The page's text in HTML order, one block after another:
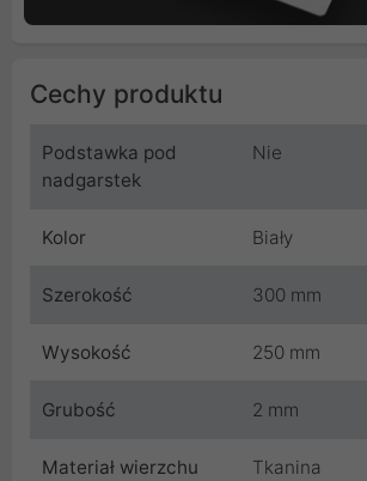
Cechy produktu
Podstawka pod
nadgarstek
Nie
Kolor Biały
Szerokość 300 mm
Wysokość 250 mm
Grubość 2 mm
Materiał wierzchu Tkanina